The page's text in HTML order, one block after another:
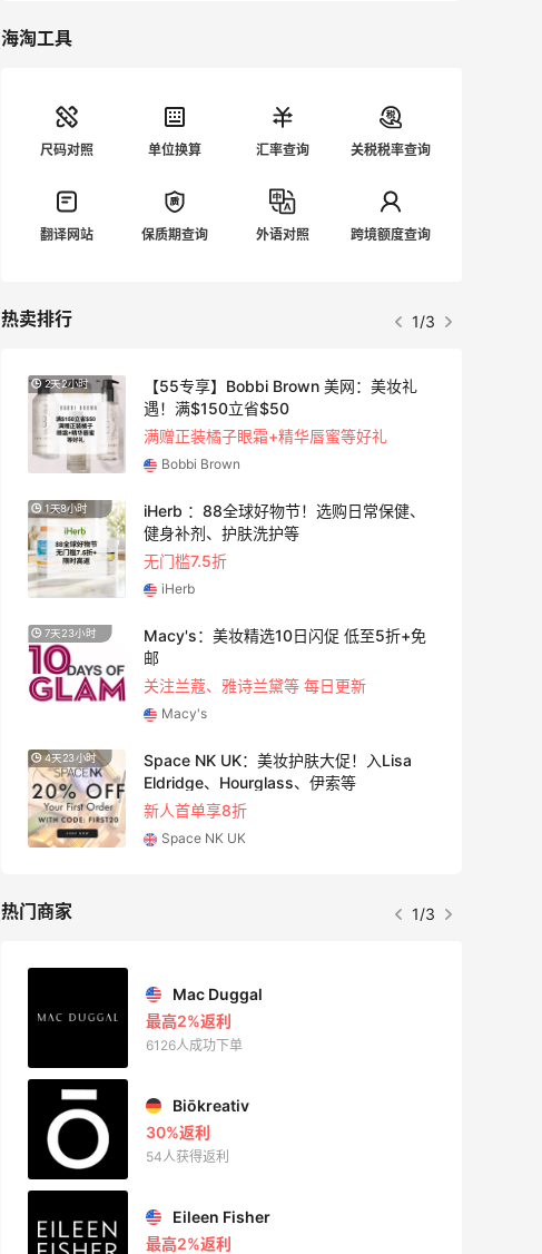
海淘工具
尺码对照 单位换算 汇率查询 关税税率查询
翻译网站 保质期查询 外语对照 跨境额度查询
热卖排行 1/3
2天2小时
【55专享】Bobbi Brown 美网：美妆礼
遇！满$150立省$50
满赠正装橘子眼霜+精华唇蜜等好礼
Bobbi Brown
1天8小时
iHerb ：88全球好物节！选购日常保健、
健身补剂、护肤洗护等
无门槛7.5折
iHerb
7天23小时
Macy's：美妆精选10日闪促 低至5折+免
邮
关注兰蔻、雅诗兰黛等 每日更新
Macy's
4天23小时
Space NK UK：美妆护肤大促！入Lisa
Eldridge、Hourglass、伊索等
新人首单享8折
Space NK UK
热门商家 1/3
Mac Duggal
最高2%返利
6126人成功下单
Biōkreativ
30%返利
54人获得返利
Eileen Fisher
最高2%返利